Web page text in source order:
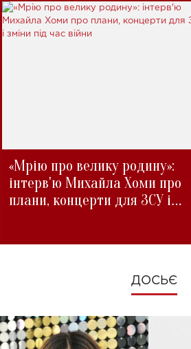
«Мрію про велику родину»:
інтерв'ю Михайла Хоми про
плани, концерти для ЗСУ і
ДОСЬЄ